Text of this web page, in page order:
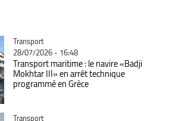
Catégorie
Transport
28/07/2026 - 16:48
Transport maritime : le navire «Badji
Mokhtar III» en arrêt technique
programmé en Grèce